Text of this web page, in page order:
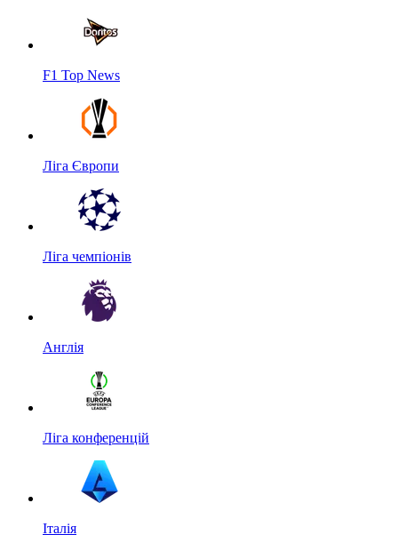
F1 Top News
Ліга Європи
Ліга чемпіонів
Англія
Ліга конференцій
Італія